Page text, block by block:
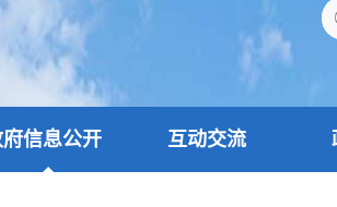
信息公开 互动交流